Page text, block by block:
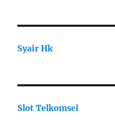
Syair Hk
Slot Telkomsel